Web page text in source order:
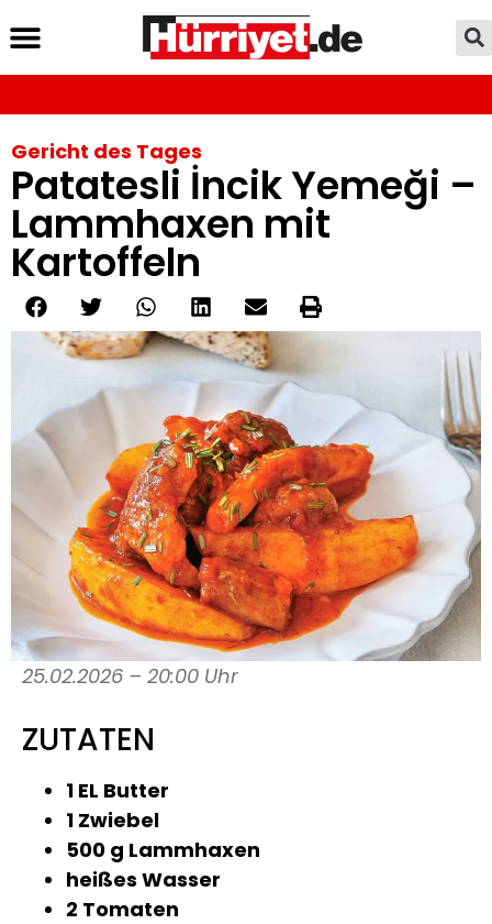
Gericht des Tages
Patatesli İncik Yemeği –
Lammhaxen mit
Kartoffeln
25.02.2026 – 20:00 Uhr
ZUTATEN
1 EL Butter
1 Zwiebel
500 g Lammhaxen
heißes Wasser
2 Tomaten